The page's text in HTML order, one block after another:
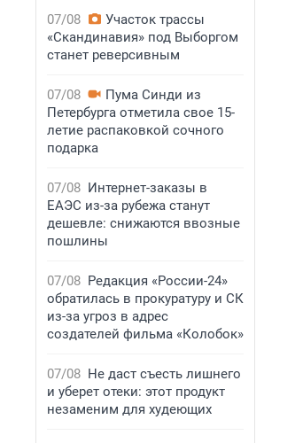
07/08
Участок трассы
«Скандинавия» под Выборгом
станет реверсивным
07/08
Пума Синди из
Петербурга отметила свое 15-
летие распаковкой сочного
подарка
07/08 Интернет-заказы в
ЕАЭС из-за рубежа станут
дешевле: снижаются ввозные
пошлины
07/08 Редакция «России-24»
обратилась в прокуратуру и СК
из-за угроз в адрес
создателей фильма «Колобок»
07/08 Не даст съесть лишнего
и уберет отеки: этот продукт
незаменим для худеющих